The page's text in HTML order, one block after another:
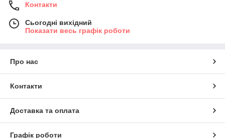
Контакти
Сьогодні вихідний
Показати весь графік роботи
Про нас
Контакти
Доставка та оплата
Графік роботи